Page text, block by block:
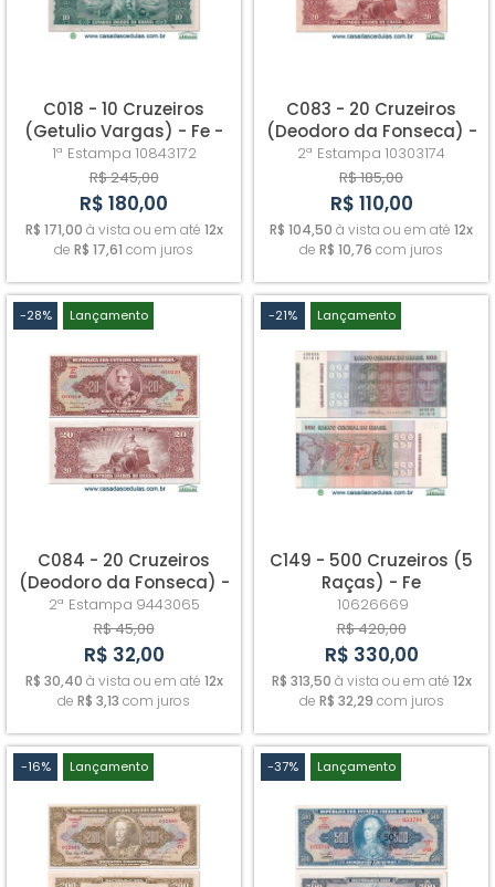
C018 - 10 Cruzeiros
(Getulio Vargas) - Fe -
Autografada - 1ª Série
1ª Estampa 10843172
R$ 245,00
R$ 180,00
R$ 171,00 à vista ou em até 12x
de R$ 17,61 com juros
C083 - 20 Cruzeiros
(Deodoro da Fonseca) -
Sob/Fe - Autografada
2ª Estampa 10303174
R$ 185,00
R$ 110,00
R$ 104,50 à vista ou em até 12x
de R$ 10,76 com juros
-28% Lançamento
C084 - 20 Cruzeiros
(Deodoro da Fonseca) -
Sob
2ª Estampa 9443065
R$ 45,00
R$ 32,00
R$ 30,40 à vista ou em até 12x
de R$ 3,13 com juros
-21% Lançamento
C149 - 500 Cruzeiros (5
Raças) - Fe
10626669
R$ 420,00
R$ 330,00
R$ 313,50 à vista ou em até 12x
de R$ 32,29 com juros
-16% Lançamento -37% Lançamento